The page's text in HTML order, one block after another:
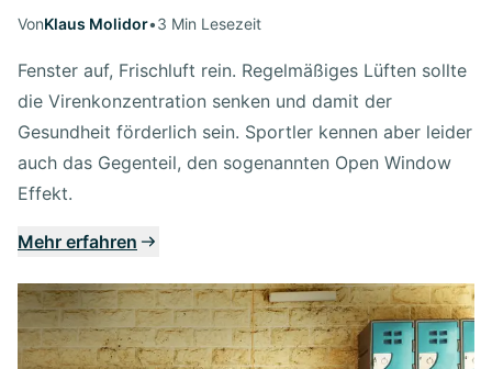
VonKlaus Molidor•3 Min Lesezeit
Fenster auf, Frischluft rein. Regelmäßiges Lüften sollte
die Virenkonzentration senken und damit der
Gesundheit förderlich sein. Sportler kennen aber leider
auch das Gegenteil, den sogenannten Open Window
Effekt.
Mehr erfahren